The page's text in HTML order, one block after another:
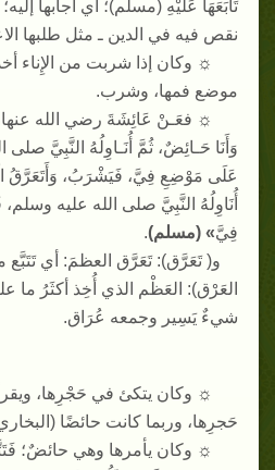
تَابَعَهَا عَلَيْهِ (مسلم)؛ أي أجابها
نقص فيه في الدين ـ مثل طلبها
☼ وكان إذا شربت من الإِناء
موضع فمها، وشرب.
☼ فعَـنْ عَائِشَةَ رضي الله
وَأَنَا حَـائِضٌ، ثُمَّ أُنَـاوِلُهُ النَّبِيَّ
عَلَى مَوْضِعِ فِيَّ، فَيَشْرَبُ، وَأَتَعَرَّقُ
أُنَاوِلُهُ النَّبِيَّ صلى الله عليه
فِيَّ» (مسلم)
.
و(تَعَرَّق):تَعَرَّق العظمَ: أي
العَرْق): العَظْم الذي أُخِذ أكثَرُ ما
شيءٌ يَسِير وجمعه عُرَاق.
☼ وكان يتكئ في حَجْرِها،
حَجرِها، وربما كانت حائضًا (
☼ وكان يأمرها وهي حائضٌ؛